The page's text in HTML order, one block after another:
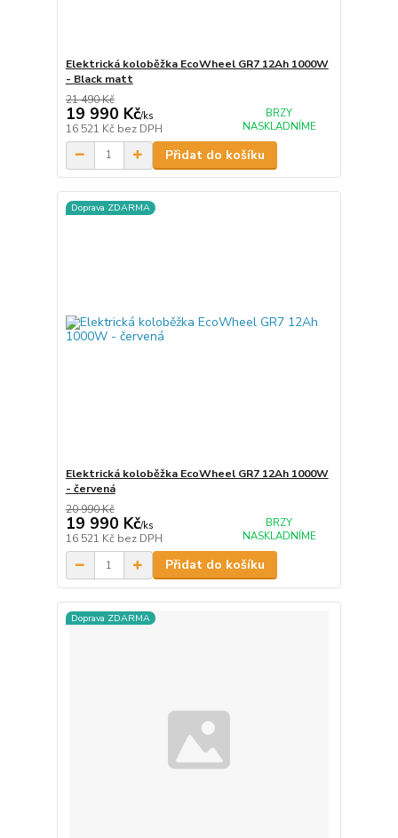
Elektrická koloběžka EcoWheel GR7 12Ah 1000W
- Black matt
21 490 Kč
19 990 Kč/ks
16 521 Kč bez DPH
BRZY
NASKLADNÍME
Přidat do košíku
Doprava ZDARMA
Elektrická koloběžka EcoWheel GR7 12Ah 1000W
- červená
20 990 Kč
19 990 Kč/ks
16 521 Kč bez DPH
BRZY
NASKLADNÍME
Přidat do košíku
Doprava ZDARMA